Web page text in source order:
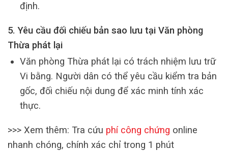
định.
5. Yêu cầu đối chiếu bản sao lưu tại Văn phòng
Thừa phát lại
Văn phòng Thừa phát lại có trách nhiệm lưu trữ
Vi bằng. Người dân có thể yêu cầu kiểm tra bản
gốc, đối chiếu nội dung để xác minh tính xác
thực.
>>> Xem thêm: Tra cứu phí công chứng online
nhanh chóng, chính xác chỉ trong 1 phút